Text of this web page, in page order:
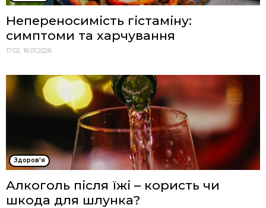
Непереносимість гістаміну:
симптоми та харчування
17:02, 16.01.2026
Здоров'я
Алкоголь після їжі – користь чи
шкода для шлунка?